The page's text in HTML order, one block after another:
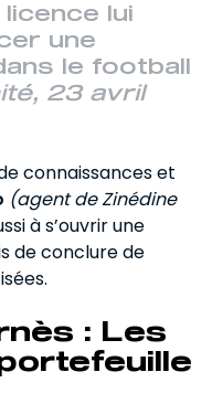
licence lui
une
le football
23 avril
connaissances et
(agent de Zinédine
à s’ouvrir une
de conclure de
: Les